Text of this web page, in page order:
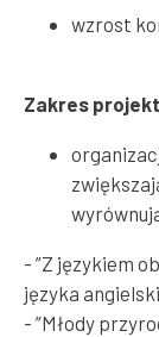
wzrost
Zakres
- ”Z językiem
języka
- ”Młody